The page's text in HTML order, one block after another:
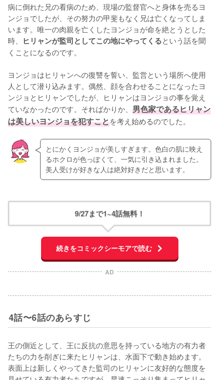
病に倒れた兄の看病のため、現場の監督官へと身体を売るヨ
ンジョでしたが、その努力の甲斐もなく兄は亡くなってしま
います。唯一の肉親を亡くしたヨンジョが命を絶とうとした
時、
ヒリャンが監司としてこの地にやってくるという話を聞
くことになるのです。
ヨンジョはヒリャンへの復讐を誓い、監営という場所へ使用
人として潜り込みます。偶然、顔を合わせることになったヨ
ンジョとヒリャンでしたが、ヒリャンはヨンジョの事を覚え
ていなかったのです。そればかりか、 男色家であるヒリャン
は美しいヨンジョを犯すことを考え始めるのでした。
とにかくヨンジョが美しすぎます。色白の肌に映え
るホクロが色っぽくて、一気に引き込まれました。
美人受けが好きな人は絶対好きだと思います。
9/27まで1~4話無料！
続きをコミックシーモアで読む
AD
4話〜6話のあらすじ
王の側近として、王に反抗の意思を持っている地方の有力者
たちの力を削ぎに来たヒリャンは、水面下で動き始めます。
表面上は新しくやってきた監司のヒリャンに友好的な態度を